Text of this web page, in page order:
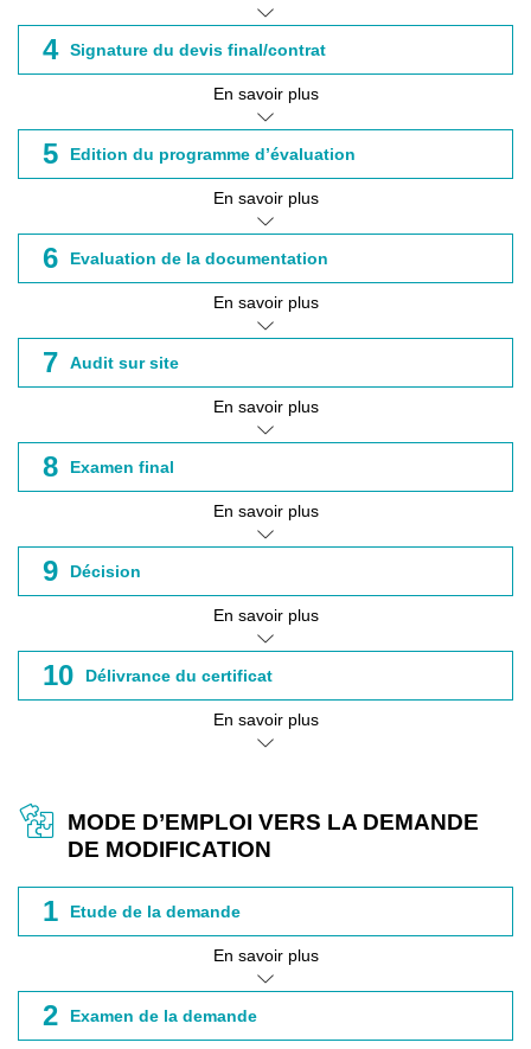
4 Signature du devis final/contrat
En savoir plus
5 Edition du programme d’évaluation
En savoir plus
6 Evaluation de la documentation
En savoir plus
7 Audit sur site
En savoir plus
8 Examen final
En savoir plus
9 Décision
En savoir plus
10 Délivrance du certificat
En savoir plus
MODE D’EMPLOI VERS LA DEMANDE
DE MODIFICATION
1 Etude de la demande
En savoir plus
2 Examen de la demande